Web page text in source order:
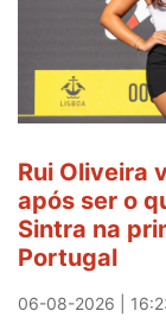
Rui Oliveira
após ser o
Sintra na
Portugal
06-08-2026 |